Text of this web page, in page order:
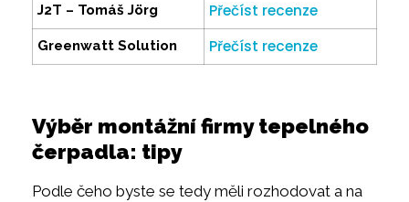
J2T – Tomáš Jörg Přečíst recenze
Greenwatt Solution Přečíst recenze
Výběr montážní firmy tepelného
čerpadla: tipy
Podle čeho byste se tedy měli rozhodovat a na